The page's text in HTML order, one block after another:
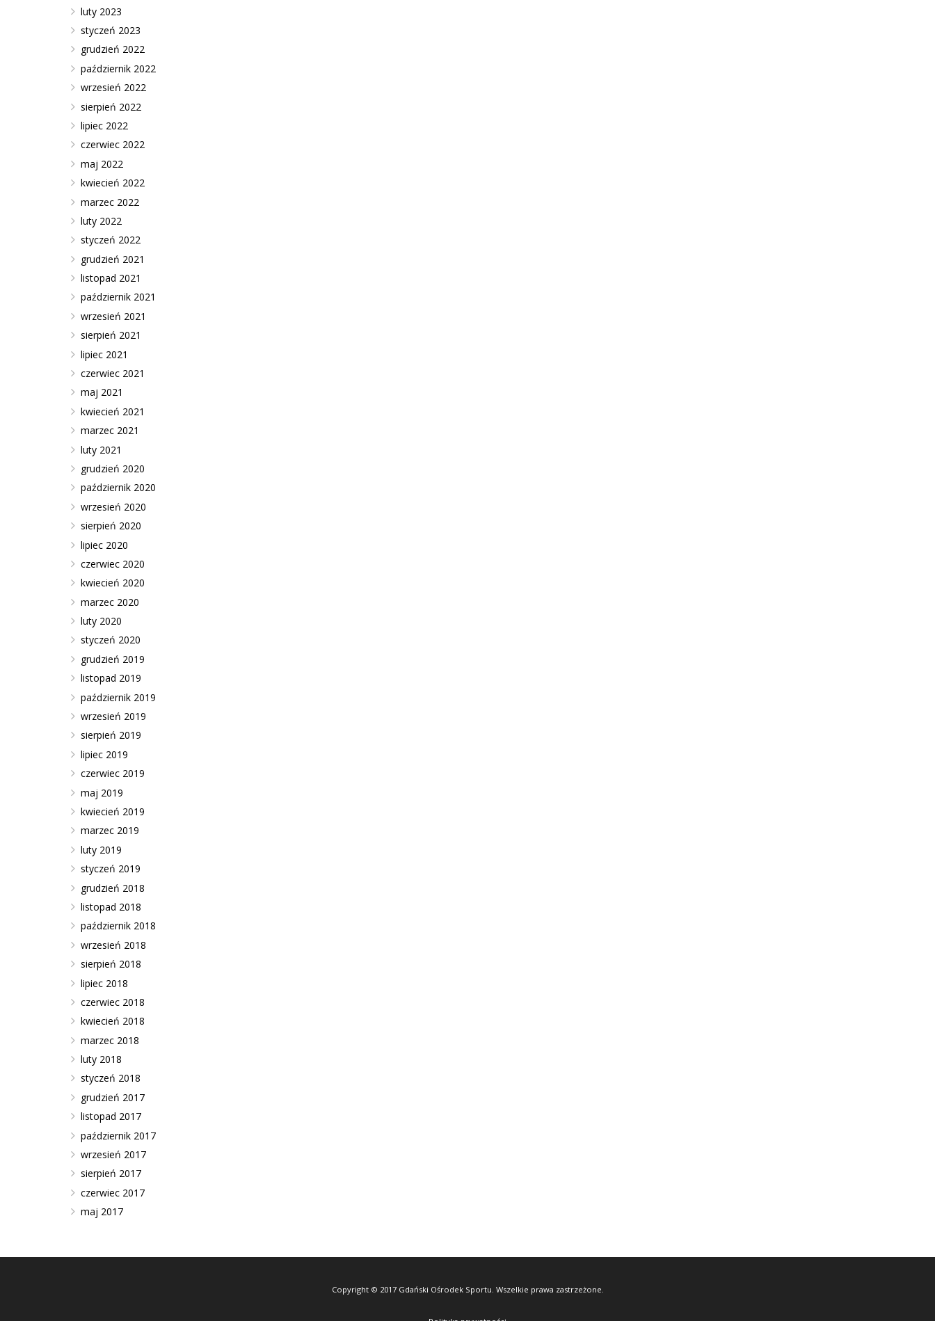
luty 2023
styczeń 2023
grudzień 2022
październik 2022
wrzesień 2022
sierpień 2022
lipiec 2022
czerwiec 2022
maj 2022
kwiecień 2022
marzec 2022
luty 2022
styczeń 2022
grudzień 2021
listopad 2021
październik 2021
wrzesień 2021
sierpień 2021
lipiec 2021
czerwiec 2021
maj 2021
kwiecień 2021
marzec 2021
luty 2021
grudzień 2020
październik 2020
wrzesień 2020
sierpień 2020
lipiec 2020
czerwiec 2020
kwiecień 2020
marzec 2020
luty 2020
styczeń 2020
grudzień 2019
listopad 2019
październik 2019
wrzesień 2019
sierpień 2019
lipiec 2019
czerwiec 2019
maj 2019
kwiecień 2019
marzec 2019
luty 2019
styczeń 2019
grudzień 2018
listopad 2018
październik 2018
wrzesień 2018
sierpień 2018
lipiec 2018
czerwiec 2018
kwiecień 2018
marzec 2018
luty 2018
styczeń 2018
grudzień 2017
listopad 2017
październik 2017
wrzesień 2017
sierpień 2017
czerwiec 2017
maj 2017
Copyright © 2017 Gdański Ośrodek Sportu. Wszelkie prawa zastrzeżone.